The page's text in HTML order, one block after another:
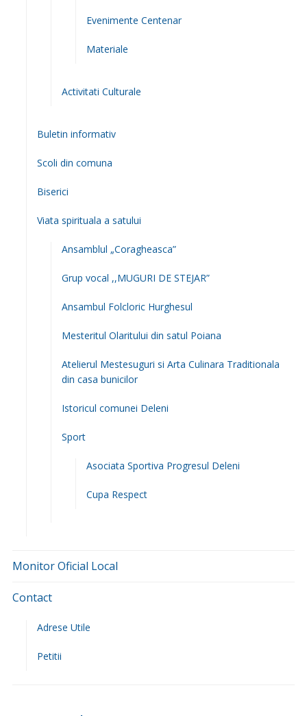
Evenimente Centenar
Materiale
Activitati Culturale
Buletin informativ
Scoli din comuna
Biserici
Viata spirituala a satului
Ansamblul „Coragheasca”
Grup vocal ,,MUGURI DE STEJAR”
Ansambul Folcloric Hurghesul
Mesteritul Olaritului din satul Poiana
Atelierul Mestesuguri si Arta Culinara Traditionala
din casa bunicilor
Istoricul comunei Deleni
Sport
Asociata Sportiva Progresul Deleni
Cupa Respect
Monitor Oficial Local
Contact
Adrese Utile
Petitii